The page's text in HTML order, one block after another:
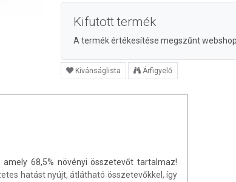
Kifutott termék
A termék értékesítése megszűnt
Kívánságlista Árfigyelő
68,5% növényi összetevőt tartalmaz!
hatást nyújt, átlátható összetevőkkel, így